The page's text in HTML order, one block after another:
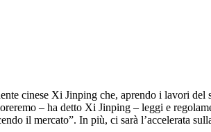
cinese Xi Jinping che, aprendo i lavori
– ha detto Xi Jinping – leggi e
il mercato”. In più, ci sarà l’accelerata